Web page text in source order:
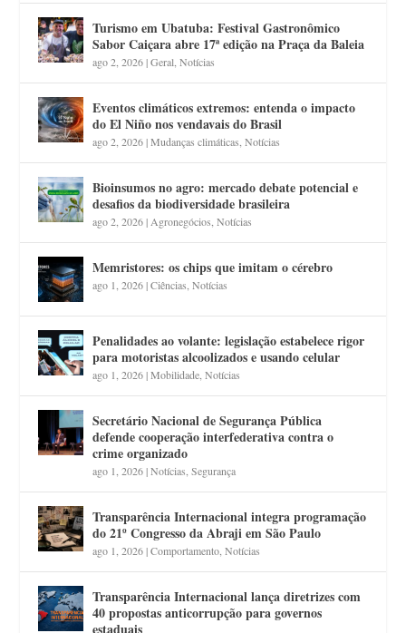
Turismo em Ubatuba: Festival Gastronômico
Sabor Caiçara abre 17ª edição na Praça da Baleia
ago 2, 2026|Geral ,Notícias
Eventos climáticos extremos: entenda o impacto
do El Niño nos vendavais do Brasil
ago 2, 2026|Mudanças climáticas ,Notícias
Bioinsumos no agro: mercado debate potencial e
desafios da biodiversidade brasileira
ago 2, 2026| Agronegócios ,Notícias
Memristores: os chips que imitam o cérebro
ago 1, 2026|Ciências ,Notícias
Penalidades ao volante: legislação estabelece rigor
para motoristas alcoolizados e usando celular
ago 1, 2026|Mobilidade ,Notícias
Secretário Nacional de Segurança Pública
defende cooperação interfederativa contra o
crime organizado
ago 1, 2026|Notícias ,Segurança
Transparência Internacional integra programação
do 21º Congresso da Abraji em São Paulo
ago 1, 2026|Comportamento ,Notícias
Transparência Internacional lança diretrizes com
40 propostas anticorrupção para governos
estaduais